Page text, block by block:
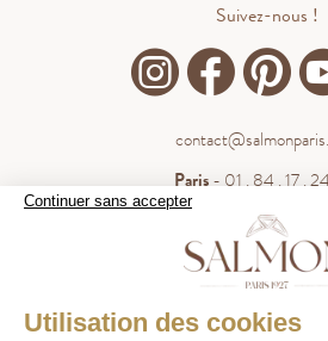
Continuer sans accepter
Utilisation des cookies
WHATSAPP
Suivez-nous !
Paris- 01 . 84 . 17 .
- 05 . 35 . 54 .
WhatsApp- 07 . 81 . 63 .